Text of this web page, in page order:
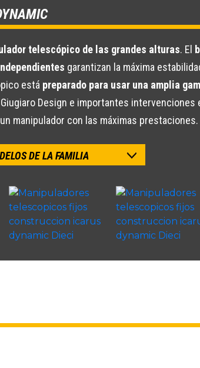
telescópico de las grandes alturas. El
garantizan la máxima
está preparado para usar una amplia
Design e importantes
manipulador con las máximas prestaciones.
DE LA FAMILIA